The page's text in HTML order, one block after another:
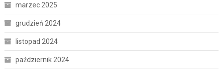
marzec 2025
grudzień 2024
listopad 2024
październik 2024